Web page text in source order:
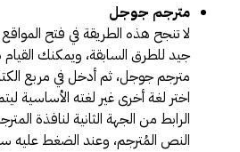
مترجم جوجل
لا تنجح هذه الطريقة في فتح المواقع
جيد للطرق السابقة، ويمكنك
مترجم جوجل، ثم أدخل في مربع
اختر لغة أخرى غير لغته الأساسية
الرابط من الجهة الثانية لنافذة
النص المُترجم، وعند الضغط عليه